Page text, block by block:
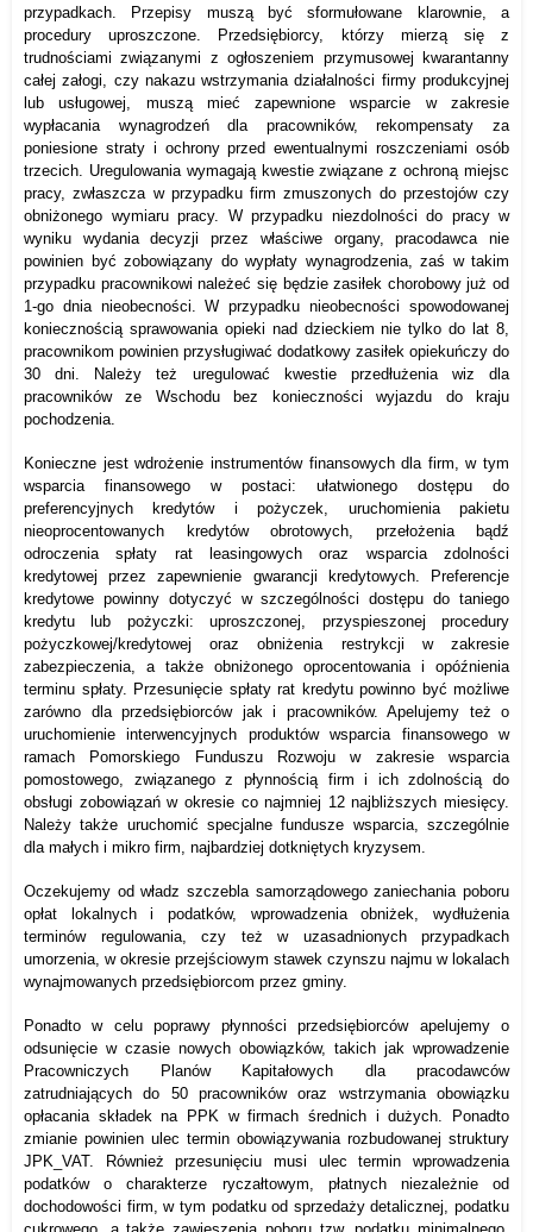
przypadkach. Przepisy muszą być sformułowane klarownie, a
procedury uproszczone. Przedsiębiorcy, którzy mierzą się z
trudnościami związanymi z ogłoszeniem przymusowej kwarantanny
całej załogi, czy nakazu wstrzymania działalności firmy produkcyjnej
lub usługowej, muszą mieć zapewnione wsparcie w zakresie
wypłacania wynagrodzeń dla pracowników, rekompensaty za
poniesione straty i ochrony przed ewentualnymi roszczeniami osób
trzecich. Uregulowania wymagają kwestie związane z ochroną miejsc
pracy, zwłaszcza w przypadku firm zmuszonych do przestojów czy
obniżonego wymiaru pracy. W przypadku niezdolności do pracy w
wyniku wydania decyzji przez właściwe organy, pracodawca nie
powinien być zobowiązany do wypłaty wynagrodzenia, zaś w takim
przypadku pracownikowi należeć się będzie zasiłek chorobowy już od
1-go dnia nieobecności. W przypadku nieobecności spowodowanej
koniecznością sprawowania opieki nad dzieckiem nie tylko do lat 8,
pracownikom powinien przysługiwać dodatkowy zasiłek opiekuńczy do
30 dni. Należy też uregulować kwestie przedłużenia wiz dla
pracowników ze Wschodu bez konieczności wyjazdu do kraju
pochodzenia.
Konieczne jest wdrożenie instrumentów finansowych dla firm, w tym
wsparcia finansowego w postaci: ułatwionego dostępu do
preferencyjnych kredytów i pożyczek, uruchomienia pakietu
nieoprocentowanych kredytów obrotowych, przełożenia bądź
odroczenia spłaty rat leasingowych oraz wsparcia zdolności
kredytowej przez zapewnienie gwarancji kredytowych. Preferencje
kredytowe powinny dotyczyć w szczególności dostępu do taniego
kredytu lub pożyczki: uproszczonej, przyspieszonej procedury
pożyczkowej/kredytowej oraz obniżenia restrykcji w zakresie
zabezpieczenia, a także obniżonego oprocentowania i opóźnienia
terminu spłaty. Przesunięcie spłaty rat kredytu powinno być możliwe
zarówno dla przedsiębiorców jak i pracowników. Apelujemy też o
uruchomienie interwencyjnych produktów wsparcia finansowego w
ramach Pomorskiego Funduszu Rozwoju w zakresie wsparcia
pomostowego, związanego z płynnością firm i ich zdolnością do
obsługi zobowiązań w okresie co najmniej 12 najbliższych miesięcy.
Należy także uruchomić specjalne fundusze wsparcia, szczególnie
dla małych i mikro firm, najbardziej dotkniętych kryzysem.
Oczekujemy od władz szczebla samorządowego zaniechania poboru
opłat lokalnych i podatków, wprowadzenia obniżek, wydłużenia
terminów regulowania, czy też w uzasadnionych przypadkach
umorzenia, w okresie przejściowym stawek czynszu najmu w lokalach
wynajmowanych przedsiębiorcom przez gminy.
Ponadto w celu poprawy płynności przedsiębiorców apelujemy o
odsunięcie w czasie nowych obowiązków, takich jak wprowadzenie
Pracowniczych Planów Kapitałowych dla pracodawców
zatrudniających do 50 pracowników oraz wstrzymania obowiązku
opłacania składek na PPK w firmach średnich i dużych. Ponadto
zmianie powinien ulec termin obowiązywania rozbudowanej struktury
JPK_VAT. Również przesunięciu musi ulec termin wprowadzenia
podatków o charakterze ryczałtowym, płatnych niezależnie od
dochodowości firm, w tym podatku od sprzedaży detalicznej, podatku